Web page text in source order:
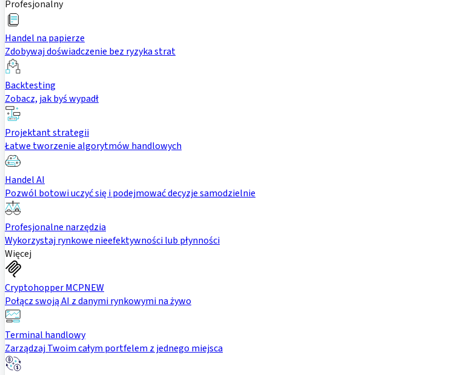
Profesjonalny
Handel na papierze
Zdobywaj doświadczenie bez ryzyka strat
Backtesting
Zobacz, jak byś wypadł
Projektant strategii
Łatwe tworzenie algorytmów handlowych
Handel AI
Pozwól botowi uczyć się i podejmować decyzje samodzielnie
Profesjonalne narzędzia
Wykorzystaj rynkowe nieefektywności lub płynności
Więcej
Cryptohopper MCPNEW
Połącz swoją AI z danymi rynkowymi na żywo
Terminal handlowy
Zarządzaj Twoim całym portfelem z jednego miejsca